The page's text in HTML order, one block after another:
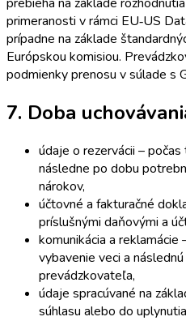
primeranosti v rámci EU‑US
prípadne na základe
Európskou komisiou.
podmienky prenosu v súlade s
7. Doba
údaje o rezervácii –
následne po dobu
nárokov,
účtovné a fakturačné
príslušnými daňovými a
komunikácia a
vybavenie veci a
prevádzkovateľa,
údaje spracúvané na
súhlasu alebo do